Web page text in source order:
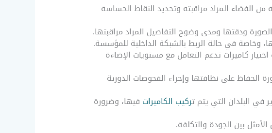
الفضاء المراد مراقبته وتحديد النقاط الحساسة
ودقتها ومدى وضوح التفاصيل المراد مراقبتها.
وخاصة في حالة الربط بالشبكة الداخلية للمؤسسة.
كاميرات تدعم التعامل مع مستويات الإضاءة
الحفاظ على نظافتها وإجراء الفحوصات الدورية
في البلدان التي يتم تركيب الكاميرات فيها، وضرورة
الأمثل بين الجودة والتكلفة.